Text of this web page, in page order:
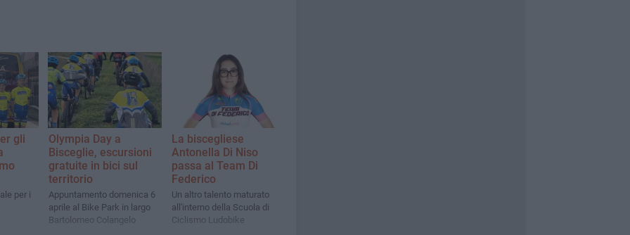
gli
per i
Olympia Day a
Bisceglie, escursioni
gratuite in bici sul
territorio
Appuntamento domenica 6
aprile al Bike Park in largo
Bartolomeo Colangelo
La biscegliese
Antonella Di Niso
passa al Team Di
Federico
Un altro talento maturato
all'interno della Scuola di
Ciclismo Ludobike